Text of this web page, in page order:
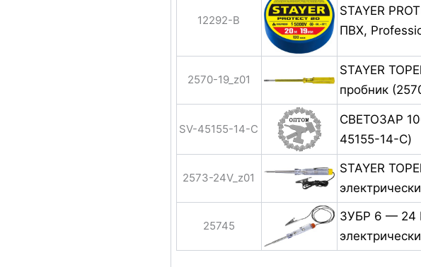
12292-B
STAYER
ПВХ,
2570-19_z01
STAYER
пробник
SV-45155-14-C
СВЕТОЗАР
45155-14-C)
2573-24V_z01
STAYER
25745
ЗУБР 6 — 24